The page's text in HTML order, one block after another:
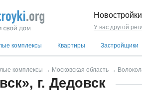
У вас другой
комплексы Квартиры Застройщики
комплексы → Московская область →
г. Дедовск